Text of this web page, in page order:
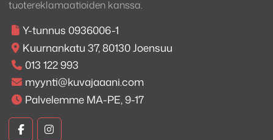
tuotereklamaatioiden kanssa.
Y-tunnus 0936006-1
Kuurnankatu 37, 80130 Joensuu
013 122 993
myynti@kuvajaaani.com
Palvelemme MA-PE, 9-17
KuvaKuva